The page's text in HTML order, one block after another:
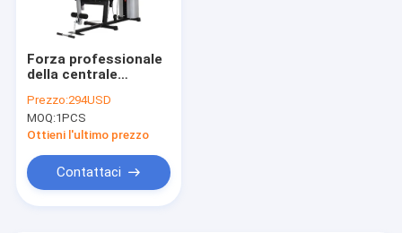
Forza professionale
della centrale
multifunzionale della
famiglia che prepara
l'attrezzatura della
fisso
Prezzo:294USD
MOQ:1PCS
Ottieni l'ultimo prezzo
Contattaci